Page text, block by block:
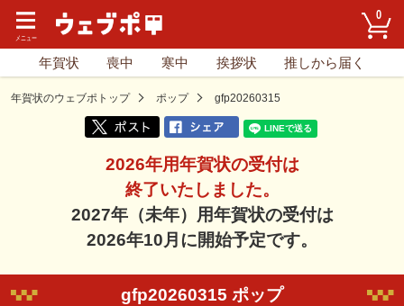
0
年賀状 喪中 寒中 挨拶状 推しから届く
年賀状のウェブポトップ ポップ gfp20260315
2026年用年賀状の受付は
終了いたしました。
2027年（未年）用年賀状の受付は
2026年10月に開始予定です。
gfp20260315 ポップ